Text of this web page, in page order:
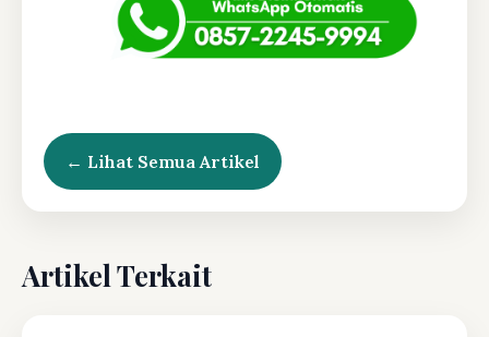
← Lihat Semua Artikel
Artikel Terkait